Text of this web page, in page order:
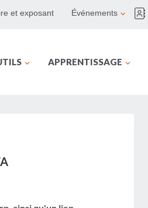
et exposant Événements
APPRENTISSAGE